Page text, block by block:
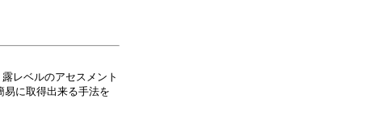
レベルのアセスメント
に取得出来る手法を